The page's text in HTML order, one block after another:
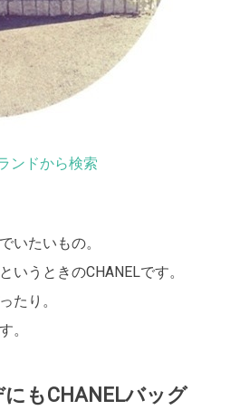
ンドから検索
いたいもの。
うときのCHANELです。
たり。
。
もCHANELバッグ